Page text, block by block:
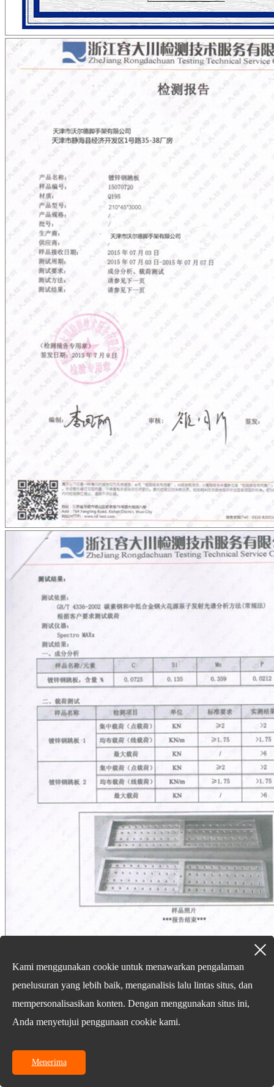
Kami menggunakan cookie untuk menawarkan pengalaman
penelusuran yang lebih baik, menganalisis lalu lintas situs, dan
mempersonalisasikan konten. Dengan menggunakan situs ini,
Anda menyetujui penggunaan cookie kami.
Menerima